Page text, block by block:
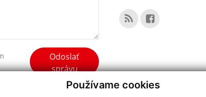
Používame cookies
Odoslať
správu